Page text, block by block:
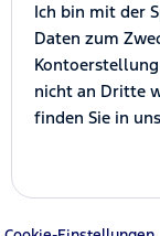
Ich bin mit der
Daten zum
nicht an Dritte
finden Sie in